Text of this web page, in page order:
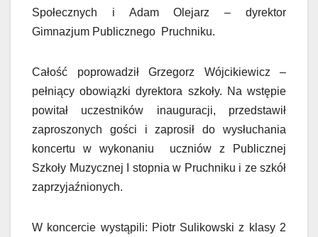
Społecznych i Adam Olejarz – dyrektor
Gimnazjum Publicznego Pruchniku.
Całość poprowadził Grzegorz Wójcikiewicz –
pełniący obowiązki dyrektora szkoły. Na wstępie
powitał uczestników inauguracji, przedstawił
zaproszonych gości i zaprosił do wysłuchania
koncertu w wykonaniu uczniów z Publicznej
Szkoły Muzycznej I stopnia w Pruchniku i ze szkół
zaprzyjaźnionych.
W koncercie wystąpili: Piotr Sulikowski z klasy 2